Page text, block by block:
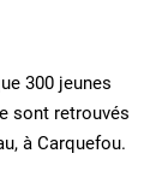
300 jeunes
sont retrouvés
à Carquefou.